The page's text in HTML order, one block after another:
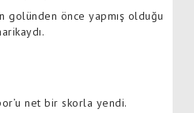
golünden önce yapmış olduğu
net bir skorla yendi.